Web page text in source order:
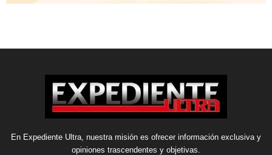
En Expediente Ultra, nuestra misión es ofrecer información exclusiva y
opiniones trascendentes y objetivas.